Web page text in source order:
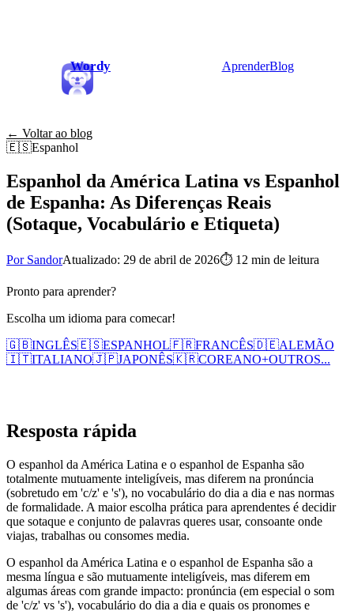
Wordy AprenderBlog
← Voltar ao blog
🇪🇸Espanhol
Espanhol da América Latina vs Espanhol
de Espanha: As Diferenças Reais
(Sotaque, Vocabulário e Etiqueta)
Por SandorAtualizado: 29 de abril de 2026⏱ 12 min de leitura
Pronto para aprender?
Escolha um idioma para comecar!
🇬🇧INGLÊS🇪🇸ESPANHOL🇫🇷FRANCÊS🇩🇪ALEMÃO
🇮🇹ITALIANO🇯🇵JAPONÊS🇰🇷COREANO+OUTROS...
Resposta rápida
O espanhol da América Latina e o espanhol de Espanha são
totalmente mutuamente inteligíveis, mas diferem na pronúncia
(sobretudo em 'c/z' e 's'), no vocabulário do dia a dia e nas normas
de formalidade. A maior escolha prática para aprendentes é decidir
que sotaque e conjunto de palavras queres usar, consoante onde
viajas, trabalhas ou consomes media.
O espanhol da América Latina e o espanhol de Espanha são a
mesma língua e são mutuamente inteligíveis, mas diferem em
algumas áreas com grande impacto: pronúncia (em especial o som
de 'c/z' vs 's'), vocabulário do dia a dia e quais os pronomes e